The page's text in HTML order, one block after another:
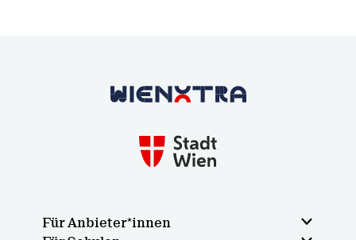
Zurück zur Startseite
Für Anbieter*innen